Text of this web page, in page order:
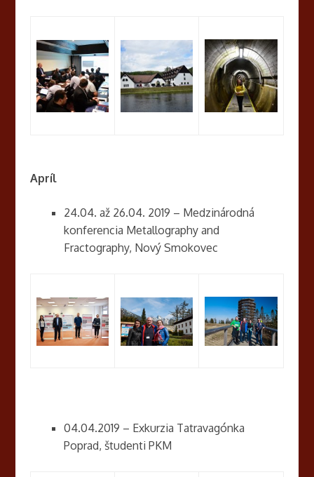
Apríl
24.04. až 26.04. 2019 – Medzinárodná
konferencia Metallography and
Fractography, Nový Smokovec
04.04.2019 – Exkurzia Tatravagónka
Poprad, študenti PKM